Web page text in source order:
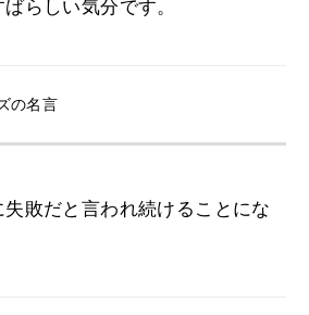
らしい気分です。
の名言
敗だと言われ続けることにな